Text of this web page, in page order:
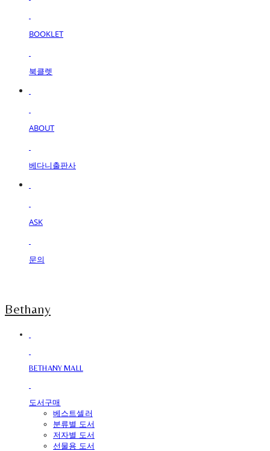
BOOKLET
북클렛
ABOUT
베다니출판사
ASK
문의
Bethany
BETHANY MALL
도서구매
베스트셀러
분류별 도서
저자별 도서
선물용 도서